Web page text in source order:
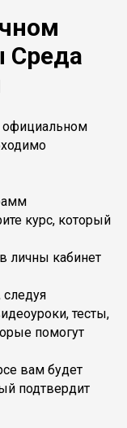
Среда
официальном
курс, который
личны кабинет
следуя
тесты,
помогут
вам будет
подтвердит